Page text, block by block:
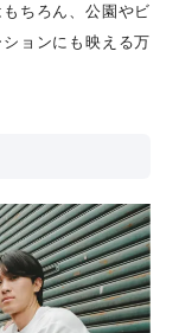
ちろん、公園やビ
ョンにも映える万